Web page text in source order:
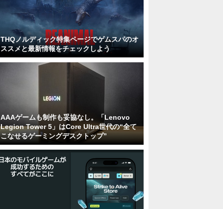
THQノルディック特集ページでゲムスパのオ
ススメと最新情報をチェックしよう
AAAゲームも制作も妥協なし。「Lenovo
Legion Tower 5」はCore Ultra世代の“全て
こなせるゲーミングデスクトップ”